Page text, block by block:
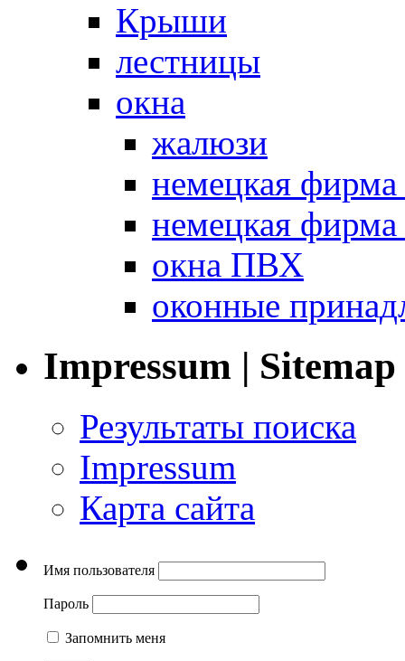
Крыши
лестницы
окна
жалюзи
немецкая
немецкая
окна ПВХ
оконные
Impressum | Sitemap
Результаты поиска
Impressum
Карта сайта
Имя пользователя
Пароль
Запомнить меня